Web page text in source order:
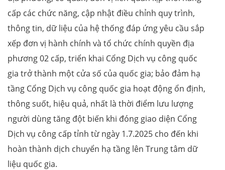
cấp các chức năng, cập nhật điều chỉnh quy trình,
thông tin, dữ liệu của hệ thống đáp ứng yêu cầu sắp
xếp đơn vị hành chính và tổ chức chính quyền địa
phương 02 cấp, triển khai Cổng Dịch vụ công quốc
gia trở thành một cửa số của quốc gia; bảo đảm hạ
tầng Cổng Dịch vụ công quốc gia hoạt động ổn định,
thông suốt, hiệu quả, nhất là thời điểm lưu lượng
người dùng tăng đột biến khi đóng giao diện Cổng
Dịch vụ công cấp tỉnh từ ngày 1.7.2025 cho đến khi
hoàn thành dịch chuyển hạ tầng lên Trung tâm dữ
liệu quốc gia.